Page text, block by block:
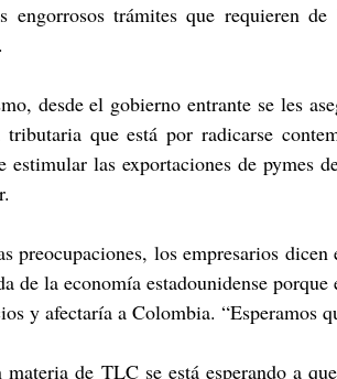
engorrosos trámites que requieren
desde el gobierno entrante se les
tributaria que está por radicarse
estimular las exportaciones de pymes
preocupaciones, los empresarios
de la economía estadounidense
y afectaría a Colombia. “Esperamos
de TLC se está esperando a